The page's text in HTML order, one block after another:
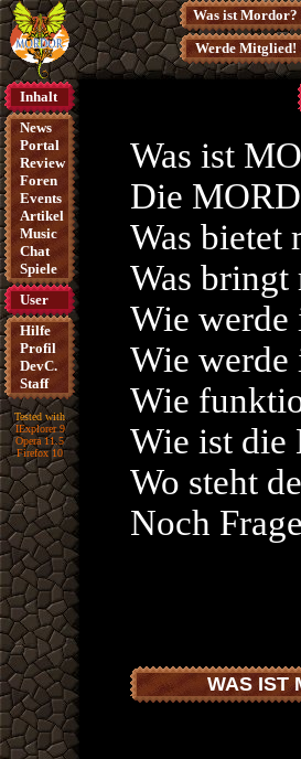
Inhalt
News
Portal
Review
Foren
Events
Artikel
Music
Chat
Spiele
User
Hilfe
Profil
DevC.
Staff
Tested with
IExplorer 9
Opera 11.5
Firefox 10
Was ist Mordor?
Werde Mitglied!
Was ist
Die
Was
Was
Wie
Wie
Wie
Wie ist die
Wo steht
Noch
WAS IST